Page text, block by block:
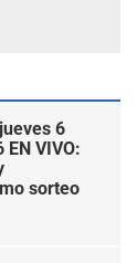
6
VIVO:
sorteo